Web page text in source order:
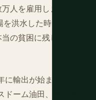
人を雇用しました。
洪水した時、産業は
の貧困に残しまし
輸出が始まりまし
ーム油田、現在世界